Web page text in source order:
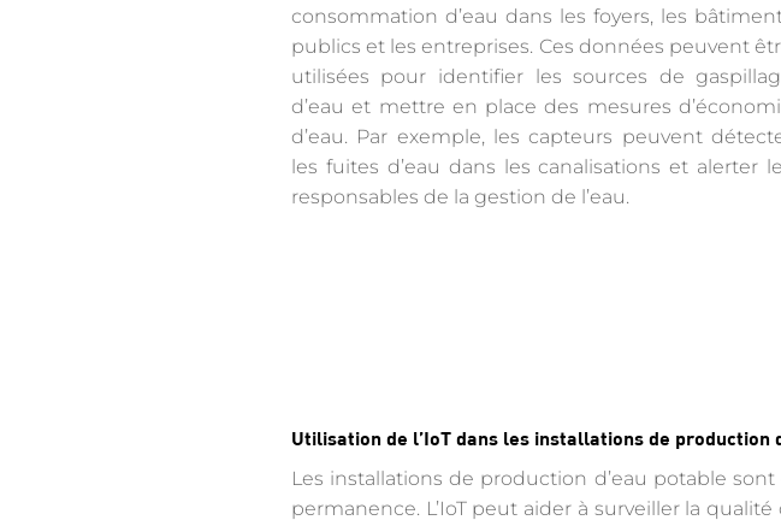
consommation d’eau dans les foyers, les
publics et les entreprises. Ces données peuvent
utilisées pour identifier les sources de
d’eau et mettre en place des mesures
d’eau. Par exemple, les capteurs peuvent
les fuites d’eau dans les canalisations et alerter
responsables de la gestion de l’eau.
Utilisation de l’IoT dans les installations de production
Les installations de production d’eau potable
permanence. L’IoT peut aider à surveiller la